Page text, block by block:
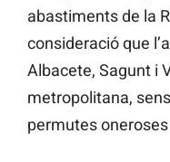
abastiments de la
consideració que
Albacete, Sagunt i
metropolitana,
permutes